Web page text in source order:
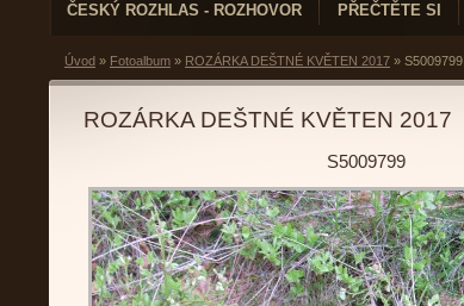
ČESKÝ ROZHLAS - ROZHOVOR PŘEČTĚTE SI
Úvod » Fotoalbum » ROZÁRKA DEŠTNÉ KVĚTEN 2017 » S5009799
ROZÁRKA DEŠTNÉ KVĚTEN 2017
S5009799